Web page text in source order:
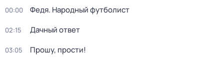
00:00 Федя. Народный футболист
02:15 Дачный ответ
03:05 Прошу, прости!